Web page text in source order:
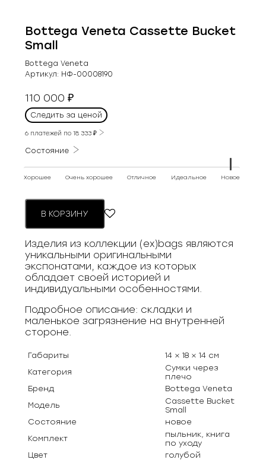
Bottega Veneta Cassette Bucket
Small
Bottega Veneta
Артикул: НФ-00008190
110 000₽
Следить за ценой
6 платежей по18 333₽
Состояние
Хорошее Очень хорошее Отличное Идеальное Новое
В КОРЗИНУ
Изделия из коллекции (ex)bags являются
уникальными оригинальными
экспонатами, каждое из которых
обладает своей историей и
индивидуальными особенностями.
Подробное описание: складки и
маленькое загрязнение на внутренней
стороне.
Габариты
14 × 18 × 14 см
Категория
Сумки через
плечо
Бренд
Bottega Veneta
Модель
Cassette Bucket
Small
Состояние
новое
Комплект
пыльник, книга
по уходу
Цвет
голубой